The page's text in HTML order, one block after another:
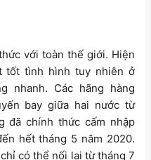
với toàn thế giới. Hiện
tốt tình hình tuy nhiên ở
nhanh. Các hãng hàng
bay giữa hai nước từ
đã chính thức cấm nhập
hết tháng 5 năm 2020.
có thể nối lại từ tháng 7